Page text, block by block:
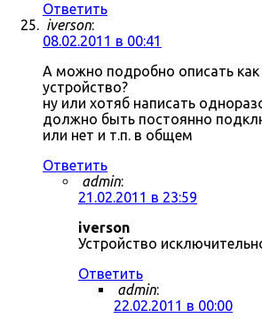
Ответить
iverson:
08.02.2011 в 00:41
А можно подробно описать как
устройство?
ну или хотяб написать
должно быть постоянно
или нет и т.п. в общем
Ответить
admin:
21.02.2011 в 23:59
iverson
Устройство
Ответить
admin:
22.02.2011 в 00:00